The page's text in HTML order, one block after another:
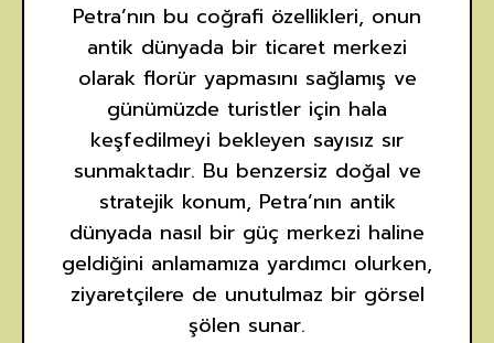
Petra’nın bu coğrafi özellikleri, onun
antik dünyada bir ticaret merkezi
olarak florür yapmasını sağlamış ve
günümüzde turistler için hala
keşfedilmeyi bekleyen sayısız sır
sunmaktadır. Bu benzersiz doğal ve
stratejik konum, Petra’nın antik
dünyada nasıl bir güç merkezi haline
geldiğini anlamamıza yardımcı olurken,
ziyaretçilere de unutulmaz bir görsel
şölen sunar.